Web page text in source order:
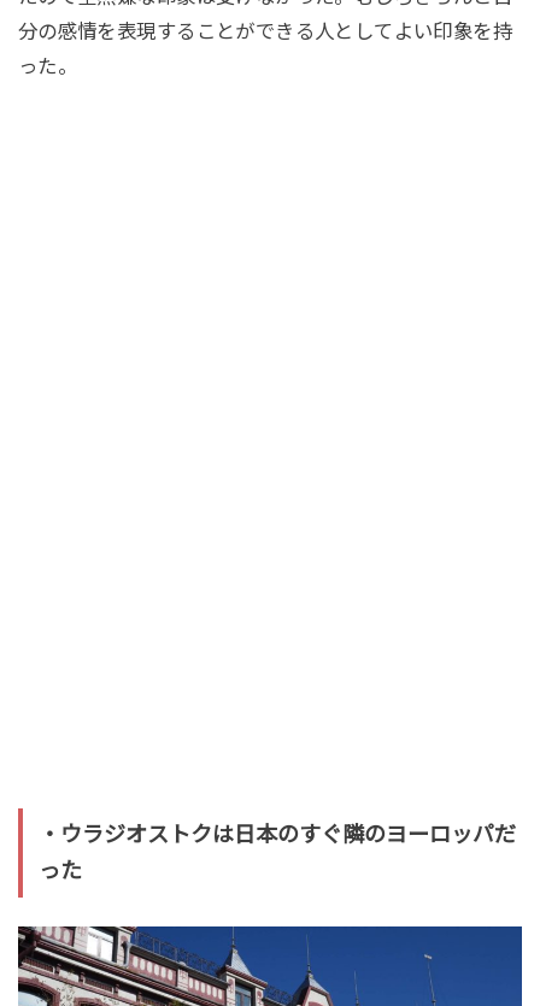
分の感情を表現することができる人としてよい印象を持
った。
・ウラジオストクは日本のすぐ隣のヨーロッパだ
った